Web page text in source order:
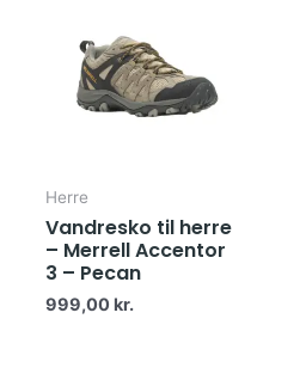
Herre
Vandresko til herre
– Merrell Accentor
3 – Pecan
999,00 kr.